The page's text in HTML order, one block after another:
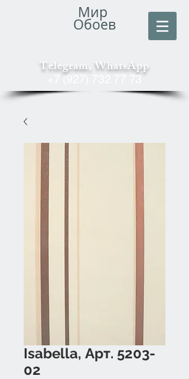
Мир
Обоев
Telegram, WhatsApp
+7 (927) 732 77 73
Isabella, Арт. 5203-
02